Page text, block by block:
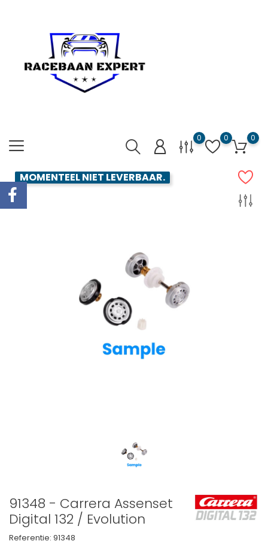
0 0 0
MOMENTEEL NIET LEVERBAAR.
91348 - Carrera Assenset
Digital 132 / Evolution
Referentie: 91348